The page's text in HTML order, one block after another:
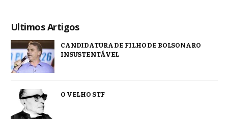
Ultimos Artigos
CANDIDATURA DE FILHO DE BOLSONARO
INSUSTENTÁVEL
O VELHO STF